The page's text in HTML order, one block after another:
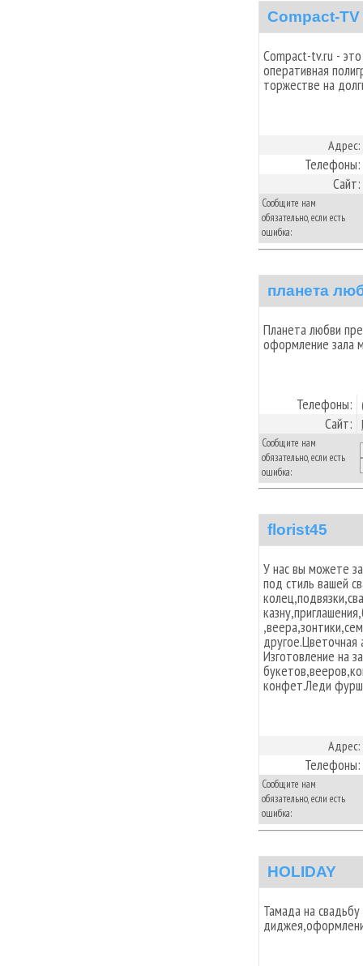
Compact-TV
Compact-tv.ru -
оперативная
торжестве на
Адрес:
Телефоны:
Сайт:
Сообщите нам
обязательно, если есть
ошибка:
планета
Планета любви
оформление зала
Телефоны:
Сайт:
Сообщите нам
обязательно, если есть
ошибка:
florist45
У нас вы можете
под стиль вашей
Изготовление на
конфет.Леди
Адрес:
Телефоны:
Сообщите нам
обязательно, если есть
ошибка:
HOLIDAY
Тамада на